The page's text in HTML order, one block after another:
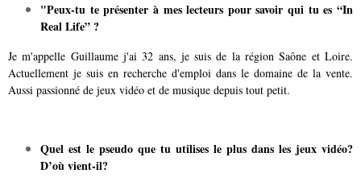
"Peux-tu te présenter à mes lecteurs pour savoir qui tu es “In
Real Life” ?
Je m'appelle Guillaume j'ai 32 ans, je suis de la région Saône et Loire.
Actuellement je suis en recherche d'emploi dans le domaine de la vente.
Aussi passionné de jeux vidéo et de musique depuis tout petit.
Quel est le pseudo que tu utilises le plus dans les jeux vidéo?
D’où vient-il?